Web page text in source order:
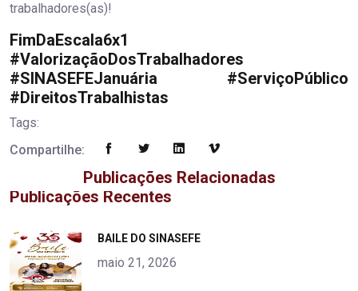
trabalhadores(as)!
FimDaEscala6x1
#ValorizaçãoDosTrabalhadores
#SINASEFEJanuária #ServiçoPúblico
#DireitosTrabalhistas
Tags:
Compartilhe:
Publicações Relacionadas
Publicações Recentes
alt="product">
BAILE DO SINASEFE
maio 21, 2026